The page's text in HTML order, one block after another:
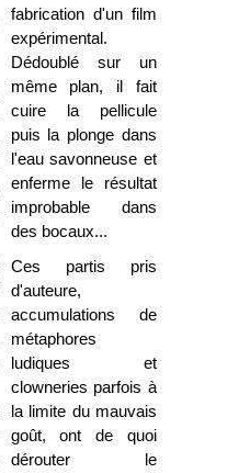
fabrication d'un film
expérimental.
Dédoublé sur un
même plan, il fait
cuire la pellicule
puis la plonge dans
l'eau savonneuse et
enferme le résultat
improbable dans
des bocaux...
Ces partis pris
d'auteure,
accumulations de
métaphores
ludiques et
clowneries parfois à
la limite du mauvais
goût, ont de quoi
dérouter le